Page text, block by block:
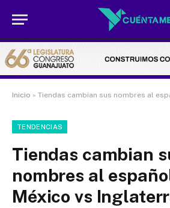
Inicio » Tiendas cambian sus nombres al español
TENDENCIAS
Tiendas cambian
nombres al
México vs